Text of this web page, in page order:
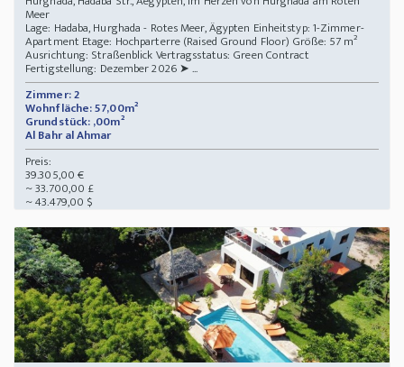
Meer
Lage: Hadaba, Hurghada - Rotes Meer, Ägypten Einheitstyp: 1-Zimmer-
Apartment Etage: Hochparterre (Raised Ground Floor) Größe: 57 m²
Ausrichtung: Straßenblick Vertragsstatus: Green Contract
Fertigstellung: Dezember 2026 ➤ ...
Zimmer: 2
Wohnfläche: 57,00m²
Grundstück: ,00m²
Al Bahr al Ahmar
Preis:
39.305,00 €
~ 33.700,00 £
~ 43.479,00 $